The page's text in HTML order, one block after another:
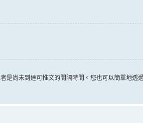
是尚未到達可推文的間隔時間。您也可以簡單地透